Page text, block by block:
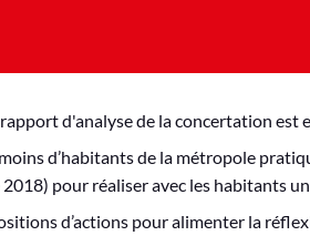
d'analyse de la concertation est
d’habitants de la métropole
pour réaliser avec les habitants
d’actions pour alimenter la